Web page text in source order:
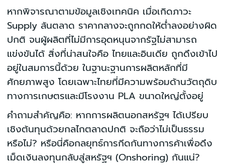
หากพิจารณาตามข้อมูลเชิงเทคนิค เมื่อเกิดภาวะ
Supply ล้นตลาด ราคากลางจะถูกกดให้ต่ำลงอย่างผิด
ปกติ จนผู้ผลิตที่ไม่มีการอุดหนุนจากรัฐไม่สามารถ
แข่งขันได้ สิ่งที่น่าสนใจคือ ไทยและอินเดีย ถูกดึงเข้าไป
อยู่ในสมการนี้ด้วย ในฐานะฐานการผลิตหลักที่มี
ศักยภาพสูง โดยเฉพาะไทยที่มีความพร้อมด้านวัตถุดิบ
ทางการเกษตรและมีโรงงาน PLA ขนาดใหญ่ตั้งอยู่
คำถามสำคัญคือ: หากการผลิตนอกสหรัฐฯ ได้เปรียบ
เชิงต้นทุนด้วยกลไกตลาดปกติ จะถือว่าไม่เป็นธรรม
หรือไม่? หรือนี่คือกลยุทธ์การกีดกันทางการค้าเพื่อดึง
เม็ดเงินลงทุนกลับสู่สหรัฐฯ (Onshoring) กันแน่?